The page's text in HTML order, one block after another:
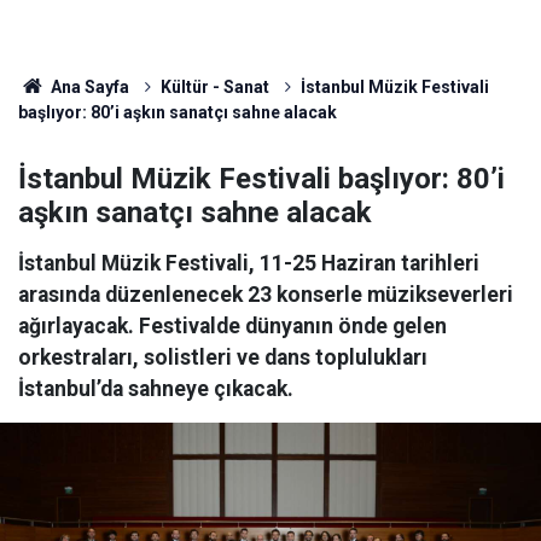
Ana Sayfa Kültür - Sanat
İstanbul Müzik Festivali
başlıyor: 80’i aşkın sanatçı sahne alacak
İstanbul Müzik Festivali başlıyor: 80’i
aşkın sanatçı sahne alacak
İstanbul Müzik Festivali, 11-25 Haziran tarihleri
arasında düzenlenecek 23 konserle müzikseverleri
ağırlayacak. Festivalde dünyanın önde gelen
orkestraları, solistleri ve dans toplulukları
İstanbul’da sahneye çıkacak.